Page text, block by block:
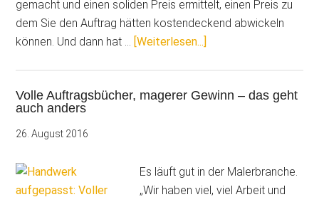
gemacht und einen soliden Preis ermittelt, einen Preis zu
dem Sie den Auftrag hätten kostendeckend abwickeln
können. Und dann hat … [Weiterlesen...]
zur
Volle Auftragsbücher, magerer Gewinn – das geht
auch anders
26. August 2016
Es läuft gut in der Malerbranche.
„Wir haben viel, viel Arbeit und